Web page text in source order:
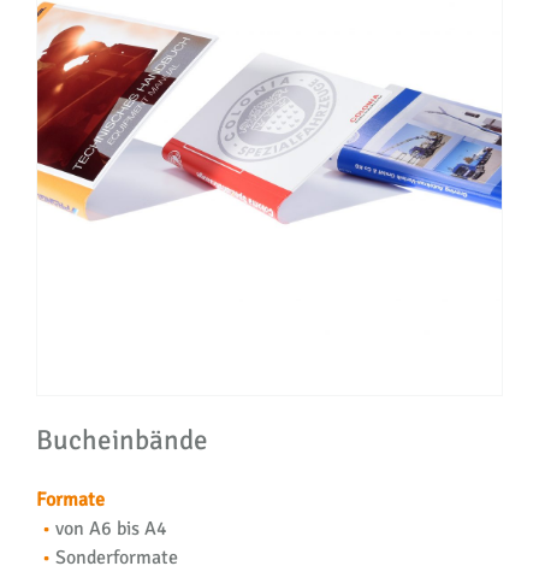
Bucheinbände
Formate
von A6 bis A4
Sonderformate